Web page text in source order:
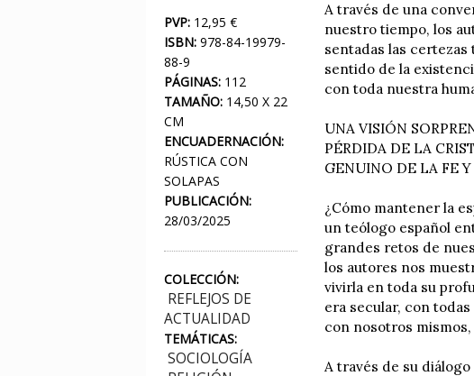
PVP: 12,95 €
ISBN: 978-84-19979-
88-9
PÁGINAS: 112
TAMAÑO: 14,50 X 22
CM
ENCUADERNACIÓN:
RÚSTICA CON
SOLAPAS
PUBLICACIÓN:
28/03/2025
COLECCIÓN:
REFLEJOS DE
ACTUALIDAD
TEMÁTICAS:
SOCIOLOGÍA
A través de una
nuestro tiempo, los
sentadas las
sentido de la
con toda nuestra
UNA VISIÓN
PÉRDIDA DE LA
GENUINO DE LA FE
¿Cómo mantener la
un teólogo español
grandes retos de
los autores nos
vivirla en toda su
era secular, con
con nosotros
A través de su